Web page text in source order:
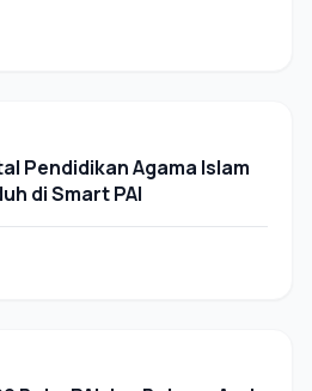
Pendidikan Agama Islam
di Smart PAI